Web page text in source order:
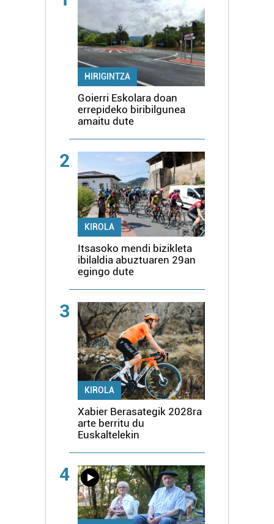
HIRIGINTZA
Goierri Eskolara doan
errepideko biribilgunea
amaitu dute
2
KIROLA
Itsasoko mendi bizikleta
ibilaldia abuztuaren 29an
egingo dute
3
KIROLA
Xabier Berasategik 2028ra
arte berritu du
Euskaltelekin
4